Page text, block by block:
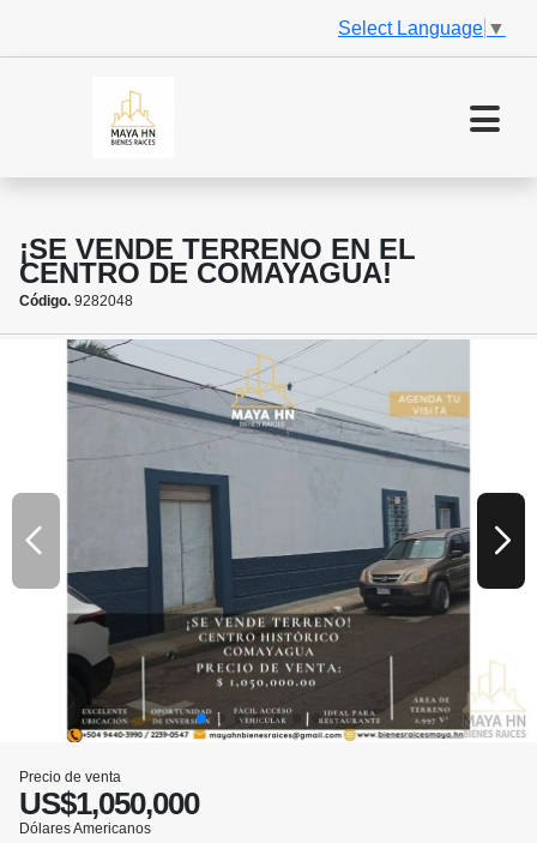
Select Language ▼
¡SE VENDE TERRENO EN EL
CENTRO DE COMAYAGUA!
Código. 9282048
Precio de venta
US$1,050,000
Dólares Americanos